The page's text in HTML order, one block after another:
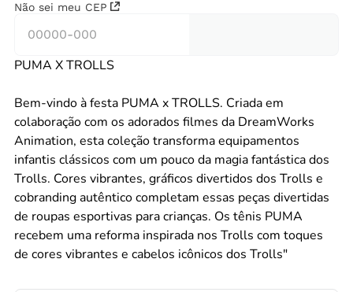
Não sei meu CEP
PUMA X TROLLS
Bem-vindo à festa PUMA x TROLLS. Criada em
colaboração com os adorados filmes da DreamWorks
Animation, esta coleção transforma equipamentos
infantis clássicos com um pouco da magia fantástica dos
Trolls. Cores vibrantes, gráficos divertidos dos Trolls e
cobranding autêntico completam essas peças divertidas
de roupas esportivas para crianças. Os tênis PUMA
recebem uma reforma inspirada nos Trolls com toques
de cores vibrantes e cabelos icônicos dos Trolls"